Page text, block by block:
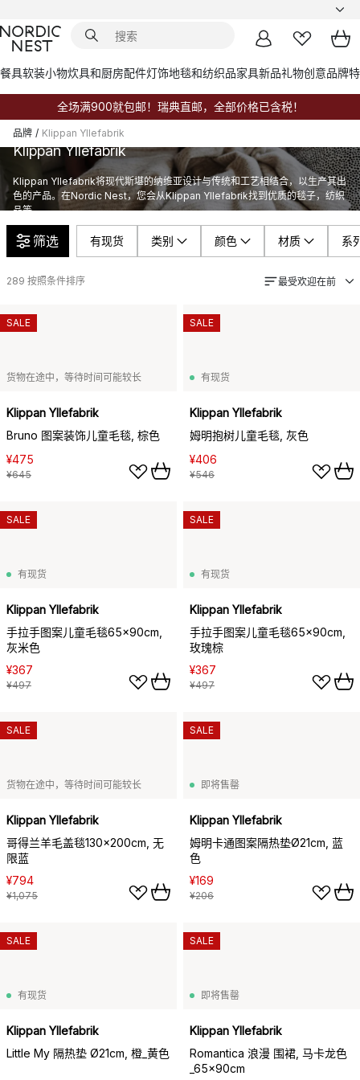
餐具软装小物炊具和厨房配件灯饰地毯和纺织品家具新品礼物创意品牌
全场满900就包邮！瑞典直邮，全部价格已含税！
品牌 / Klippan Yllefabrik
Klippan Yllefabrik
Klippan Yllefabrik将现代斯堪的纳维亚设计与传统和工艺相结合，以生产其出
色的产品。在Nordic Nest，您会从Klippan Yllefabrik找到优质的毯子，纺织
品等。
筛选 有现货 类别 颜色 材质 系
289 按照条件排序 最受欢迎在前
货物在途中，等待时间可能较长
Klippan Yllefabrik
Bruno 图案装饰儿童毛毯, 棕色
¥475
¥645
SALE
有现货
Klippan Yllefabrik
姆明抱树儿童毛毯, 灰色
¥406
¥546
SALE
有现货
Klippan Yllefabrik
手拉手图案儿童毛毯65x90cm,
灰米色
¥367
¥497
SALE
有现货
Klippan Yllefabrik
手拉手图案儿童毛毯65x90cm,
玫瑰棕
¥367
¥497
SALE
货物在途中，等待时间可能较长
Klippan Yllefabrik
哥得兰羊毛盖毯130x200cm, 无
限蓝
¥794
¥1,075
SALE
即将售罄
Klippan Yllefabrik
姆明卡通图案隔热垫Ø21cm, 蓝
色
¥169
¥206
SALE
有现货
Klippan Yllefabrik
Little My 隔热垫 Ø21cm, 橙_黄色
SALE
即将售罄
Klippan Yllefabrik
Romantica 浪漫 围裙, 马卡龙色
_65x90cm
SALE